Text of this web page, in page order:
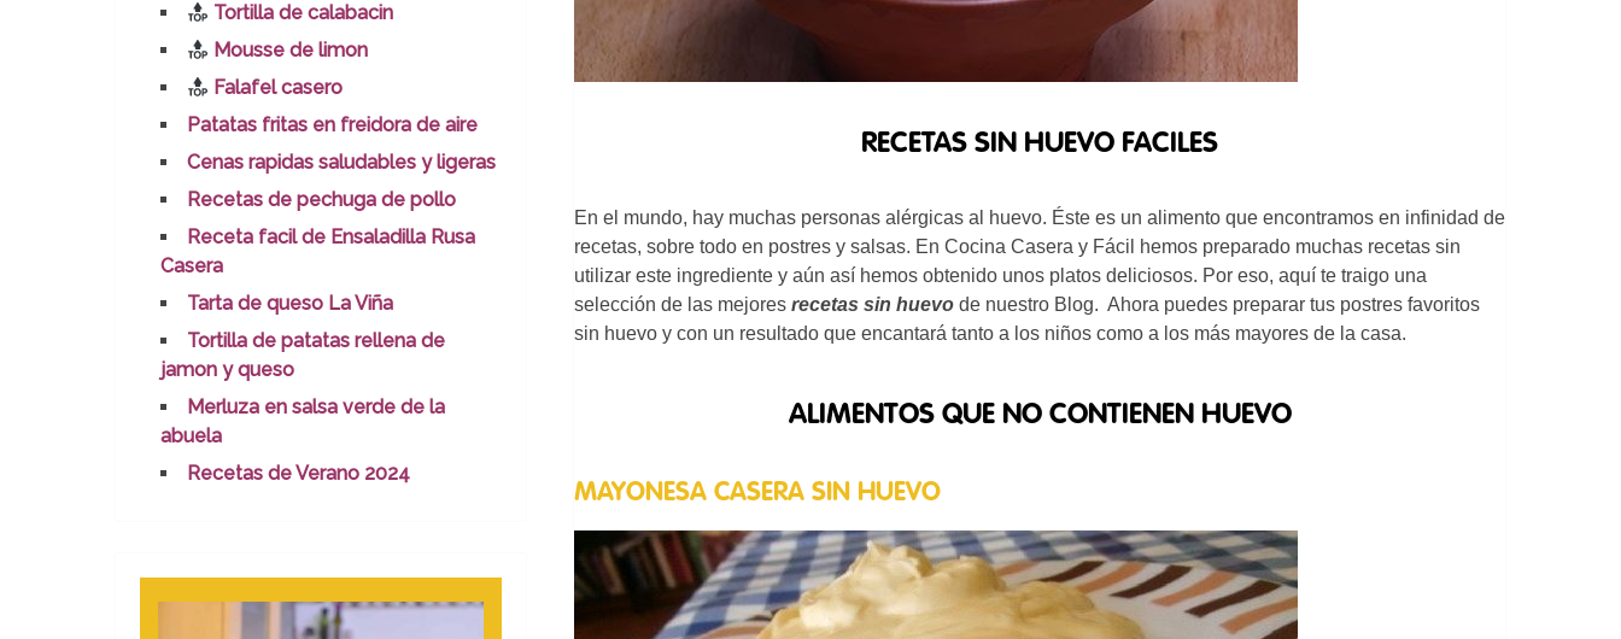
RECETAS SIN HUEVO FACILES
En el mundo, hay muchas personas alérgicas al huevo. Éste es un alimento que encontramos en infinidad de
recetas, sobre todo en postres y salsas. En Cocina Casera y Fácil hemos preparado muchas recetas sin
utilizar este ingrediente y aún así hemos obtenido unos platos deliciosos. Por eso, aquí te traigo una
selección de las mejores recetas sin huevo de nuestro Blog. Ahora puedes preparar tus postres favoritos
sin huevo y con un resultado que encantará tanto a los niños como a los más mayores de la casa.
ALIMENTOS QUE NO CONTIENEN HUEVO
MAYONESA CASERA SIN HUEVO
Tortilla de calabacin
Mousse de limon
Falafel casero
Patatas fritas en freidora de aire
Cenas rapidas saludables y ligeras
Recetas de pechuga de pollo
Receta facil de Ensaladilla Rusa
Casera
Tarta de queso La Viña
Tortilla de patatas rellena de
jamon y queso
Merluza en salsa verde de la
abuela
Recetas de Verano 2024